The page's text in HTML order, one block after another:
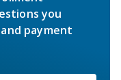
you
payment